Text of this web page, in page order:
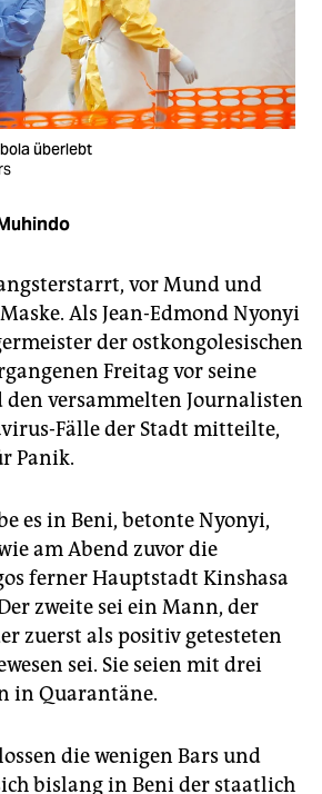
überlebt
vor Mund und
Als Jean-Edmond Nyonyi
der ostkongolesischen
Freitag vor seine
den versammelten Journalisten
Fälle der Stadt mitteilte,
Panik.
es in Beni, betonte Nyonyi,
am Abend zuvor die
ferner Hauptstadt Kinshasa
zweite sei ein Mann, der
zuerst als positiv getesteten
sei. Sie seien mit drei
in Quarantäne.
die wenigen Bars und
bislang in Beni der staatlich